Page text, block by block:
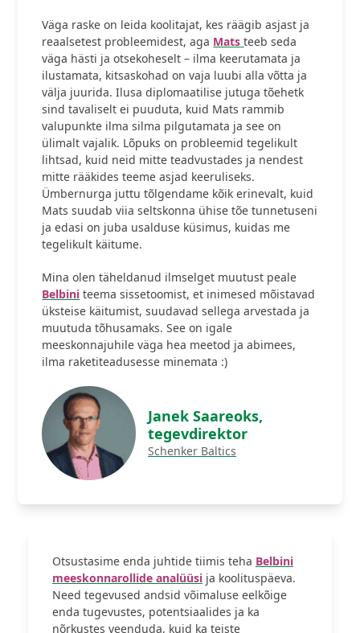
Väga raske on leida koolitajat, kes räägib asjast ja
reaalsetest probleemidest, aga Mats teeb seda
väga hästi ja otsekoheselt – ilma keerutamata ja
ilustamata, kitsaskohad on vaja luubi alla võtta ja
välja juurida. Ilusa diplomaatilise jutuga tõehetk
sind tavaliselt ei puuduta, kuid Mats rammib
valupunkte ilma silma pilgutamata ja see on
ülimalt vajalik. Lõpuks on probleemid tegelikult
lihtsad, kuid neid mitte teadvustades ja nendest
mitte rääkides teeme asjad keeruliseks.
Ümbernurga juttu tõlgendame kõik erinevalt, kuid
Mats suudab viia seltskonna ühise tõe tunnetuseni
ja edasi on juba usalduse küsimus, kuidas me
tegelikult käitume.
Mina olen täheldanud ilmselget muutust peale
Belbini teema sissetoomist, et inimesed mõistavad
üksteise käitumist, suudavad sellega arvestada ja
muutuda tõhusamaks. See on igale
meeskonnajuhile väga hea meetod ja abimees,
ilma raketiteadusesse minemata :)
Janek Saareoks,
tegevdirektor
Schenker Baltics
Otsustasime enda juhtide tiimis teha Belbini
meeskonnarollide analüüsija koolituspäeva.
Need tegevused andsid võimaluse eelkõige
enda tugevustes, potentsiaalides ja ka
nõrkustes veenduda, kuid ka teiste